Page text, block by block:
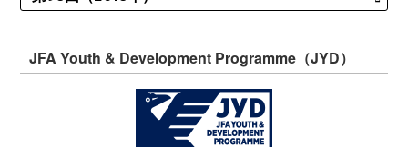
JFA Youth & Development Programme（JYD）